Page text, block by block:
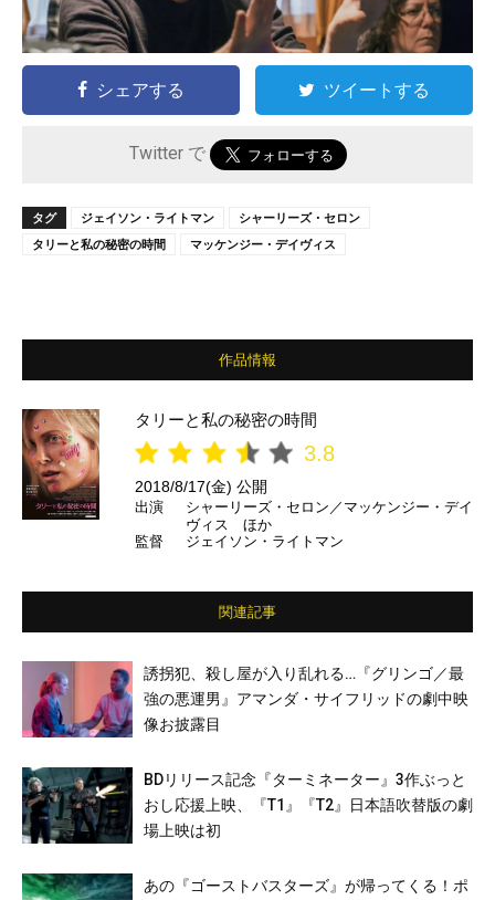
シェアする ツイートする
Twitter で
タグ ジェイソン・ライトマン
シャーリーズ・セロン
タリーと私の秘密の時間
マッケンジー・デイヴィス
作品情報
タリーと私の秘密の時間
3.8
2018/8/17(金) 公開
出演
シャーリーズ・セロン／マッケンジー・デイ
ヴィス ほか
監督
ジェイソン・ライトマン
関連記事
誘拐犯、殺し屋が入り乱れる…『グリンゴ／最
強の悪運男』アマンダ・サイフリッドの劇中映
像お披露目
BDリリース記念『ターミネーター』3作ぶっと
おし応援上映、『T1』『T2』日本語吹替版の劇
場上映は初
あの『ゴーストバスターズ』が帰ってくる！ポ